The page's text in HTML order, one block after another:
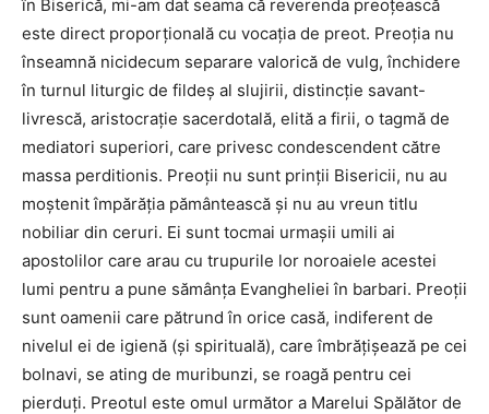
în Biserică, mi-am dat seama că reverenda preoţească
este direct proporţională cu vocaţia de preot. Preoţia nu
înseamnă nicidecum separare valorică de vulg, închidere
în turnul liturgic de fildeş al slujirii, distincţie savant-
livrescă, aristocraţie sacerdotală, elită a firii, o tagmă de
mediatori superiori, care privesc condescendent către
massa perditionis. Preoţii nu sunt prinţii Bisericii, nu au
moştenit împărăţia pământească şi nu au vreun titlu
nobiliar din ceruri. Ei sunt tocmai urmaşii umili ai
apostolilor care arau cu trupurile lor noroaiele acestei
lumi pentru a pune sămânţa Evangheliei în barbari. Preoţii
sunt oamenii care pătrund în orice casă, indiferent de
nivelul ei de igienă (şi spirituală), care îmbrăţişează pe cei
bolnavi, se ating de muribunzi, se roagă pentru cei
pierduţi. Preotul este omul următor a Marelui Spălător de